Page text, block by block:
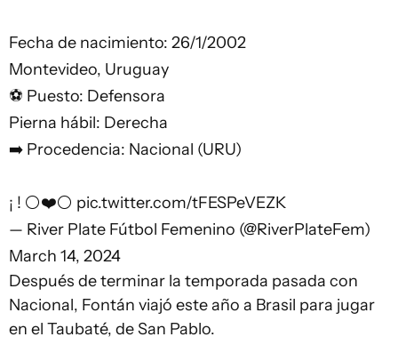
Fecha de nacimiento: 26/1/2002
Montevideo, Uruguay
⚽️ Puesto: Defensora
Pierna hábil: Derecha
➡️ Procedencia: Nacional (URU)
¡ ! ⚪️❤️⚪️ pic.twitter.com/tFESPeVEZK
— River Plate Fútbol Femenino (@RiverPlateFem)
March 14, 2024
Después de terminar la temporada pasada con
Nacional, Fontán viajó este año a Brasil para jugar
en el Taubaté, de San Pablo.